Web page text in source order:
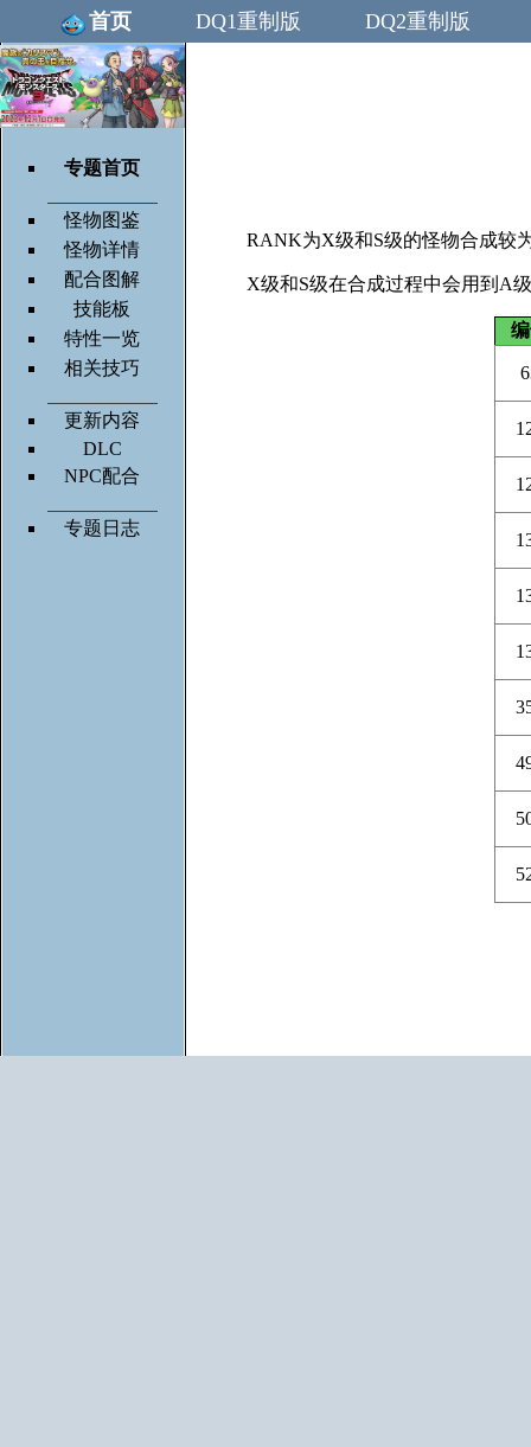
首页 DQ1重制版 DQ2重制版
专题首页
怪物图鉴
怪物详情
配合图解
技能板
特性一览
相关技巧
更新内容
DLC
NPC配合
专题日志
RANK为X级和S级的怪物合成较
X级和S级在合成过程中会用到A